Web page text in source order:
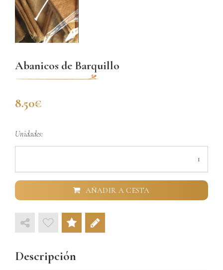
Abanicos de Barquillo
8.50
Unidades:
AÑADIR A CESTA
Descripción